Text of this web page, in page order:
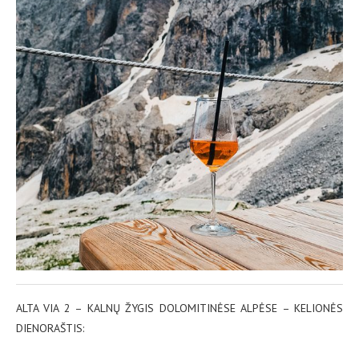
ALTA VIA 2 – KALNŲ ŽYGIS DOLOMITINĖSE ALPĖSE – KELIONĖS
DIENORAŠTIS: